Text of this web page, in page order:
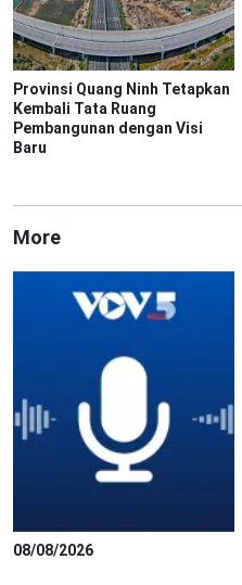
Provinsi Quang Ninh Tetapkan
Kembali Tata Ruang
Pembangunan dengan Visi
Baru
More
08/08/2026